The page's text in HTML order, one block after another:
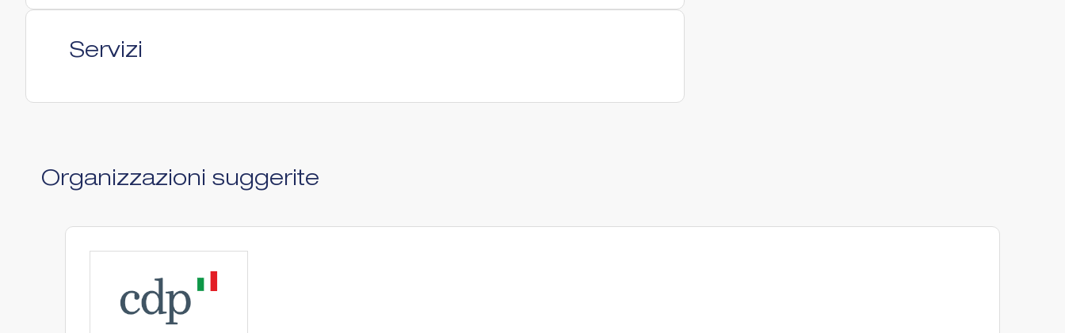
Servizi
Organizzazioni suggerite